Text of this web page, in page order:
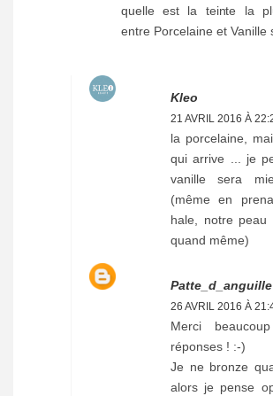
quelle est la teinte la
entre Porcelaine et Vanille
Kleo
21 AVRIL 2016 À
la porcelaine,
qui arrive ... je
vanille sera
(même en
hale, notre peau
quand même)
Patte_d_anguille
26 AVRIL 2016 À
Merci
réponses ! :-)
Je ne bronze
alors je pense